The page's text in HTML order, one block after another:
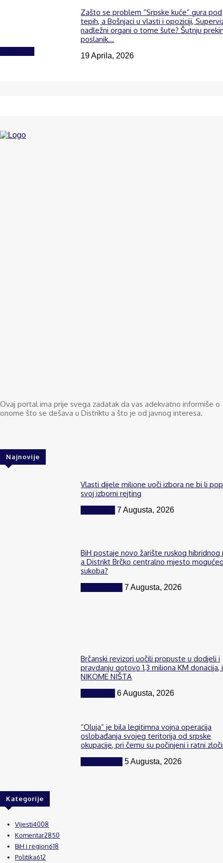
Zašto se problem “Srpske kuće” gura pod
tepih, a Bošnjaci u vlasti i opoziciji,
nadležni organi o tome šute? Šutnju
poslanik...
19 Aprila, 2026
Ovaj portal ima prije svega zadatak da vas adekvatno informiše o
onome što se dešava u Distriktu a što je od javnog interesa.
Najnovije
Vlasti dijele milione uoči izbora ne bi li
svoj izborni rejting
7 Augusta, 2026
BiH postaje novo žarište ruskog hibridnog
a Distrikt Brčko centralno mjesto
sukoba?
7 Augusta, 2026
Brčanski revizori uočili propuste u dodjeli i
pravdanju gotovo 1,3 miliona KM donacija, i
NIKOME NIŠTA
6 Augusta, 2026
“Oluja” je bila legitimna vojna operacija
oslobađanja svojeg teritorija od srpske
okupacije, pri čemu su počinjeni i ratni
5 Augusta, 2026
Kategorije
Vijesti4008
Komentar2850
BiH i region618
Politika612